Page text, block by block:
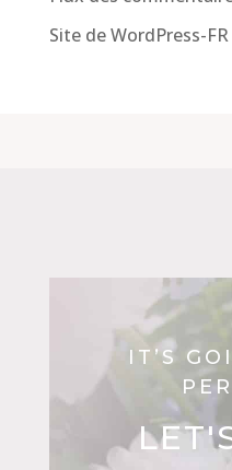
Site de WordPress-FR
IT’S